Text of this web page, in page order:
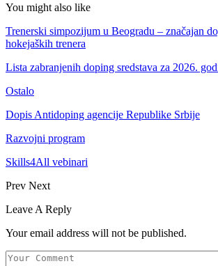
You might also like
Trenerski simpozijum u Beogradu – značajan
hokejaških trenera
Lista zabranjenih doping sredstava za 2026.
Ostalo
Dopis Antidoping agencije Republike Srbije
Razvojni program
Skills4All vebinari
Prev Next
Leave A Reply
Your email address will not be published.